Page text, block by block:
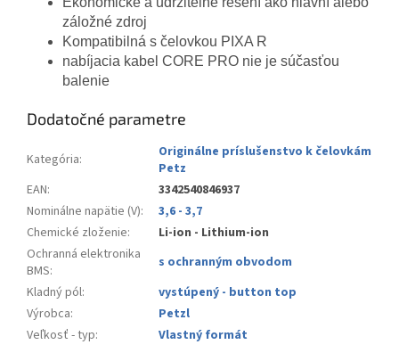
záložné zdroj
Kompatibilná s čelovkou PIXA R
nabíjacia kabel CORE PRO nie je súčasťou
balenie
Dodatočné parametre
Kategória:
Originálne príslušenstvo k čelovkám
Petz
EAN:
3342540846937
Nominálne napätie (V):
3,6 - 3,7
Chemické zloženie:
Li-ion - Lithium-ion
Ochranná elektronika
BMS:
s ochranným obvodom
Kladný pól:
vystúpený - button top
Výrobca:
Petzl
Veľkosť - typ: Vlastný formát